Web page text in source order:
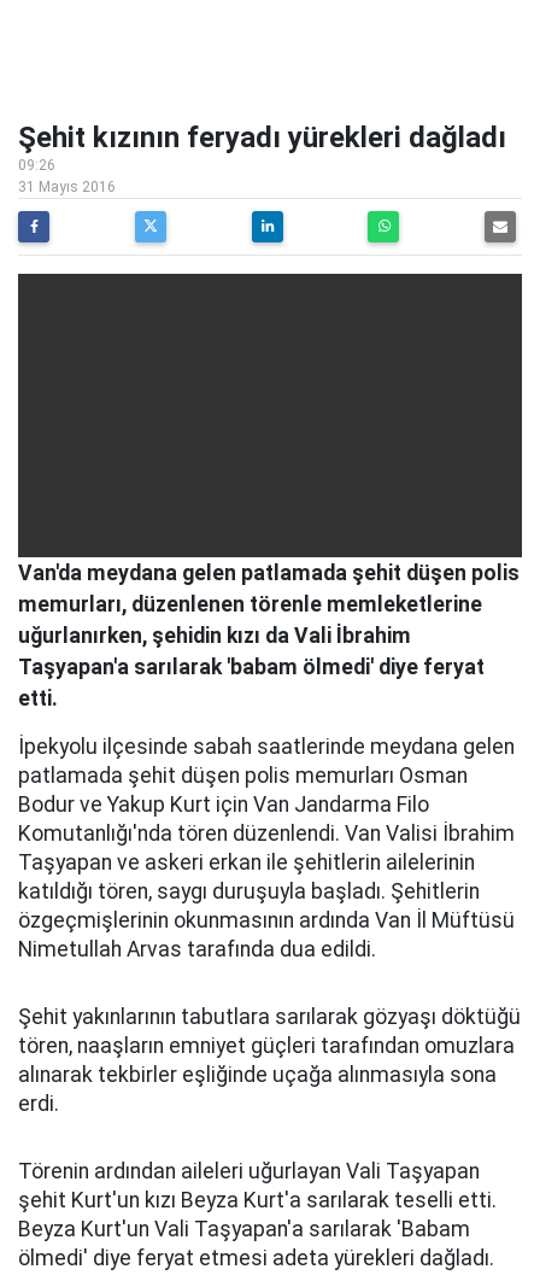
Şehit kızının feryadı yürekleri dağladı
09:26
31 Mayıs 2016
Van'da meydana gelen patlamada şehit düşen polis
memurları, düzenlenen törenle memleketlerine
uğurlanırken, şehidin kızı da Vali İbrahim
Taşyapan'a sarılarak 'babam ölmedi' diye feryat
etti.
İpekyolu ilçesinde sabah saatlerinde meydana gelen
patlamada şehit düşen polis memurları Osman
Bodur ve Yakup Kurt için Van Jandarma Filo
Komutanlığı'nda tören düzenlendi. Van Valisi İbrahim
Taşyapan ve askeri erkan ile şehitlerin ailelerinin
katıldığı tören, saygı duruşuyla başladı. Şehitlerin
özgeçmişlerinin okunmasının ardında Van İl Müftüsü
Nimetullah Arvas tarafında dua edildi.
Şehit yakınlarının tabutlara sarılarak gözyaşı döktüğü
tören, naaşların emniyet güçleri tarafından omuzlara
alınarak tekbirler eşliğinde uçağa alınmasıyla sona
erdi.
Törenin ardından aileleri uğurlayan Vali Taşyapan
şehit Kurt'un kızı Beyza Kurt'a sarılarak teselli etti.
Beyza Kurt'un Vali Taşyapan'a sarılarak 'Babam
ölmedi' diye feryat etmesi adeta yürekleri dağladı.